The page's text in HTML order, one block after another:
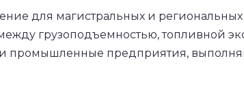
для магистральных и
грузоподъемностью, топливной
промышленные предприятия,